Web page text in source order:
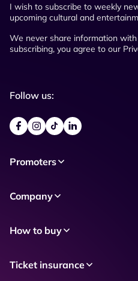
I wish to subscribe to weekly
upcoming cultural and
We never share information
subscribing, you agree to our
Follow us:
Promoters
Company
How to buy
Ticket insurance